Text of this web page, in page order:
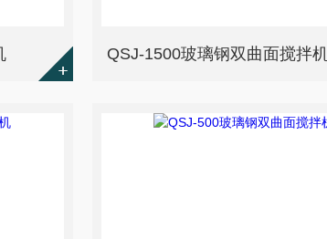
QSJ-1500玻璃钢双曲面搅拌